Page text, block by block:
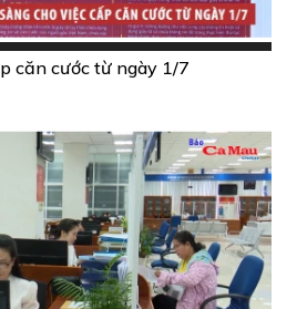
căn cước từ ngày 1/7